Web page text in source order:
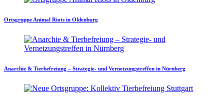
Ortsgruppe Animal Riots in Oldenburg
Anarchie & Tierbefreiung – Strategie- und Vernetzungstreffen in Nürnberg